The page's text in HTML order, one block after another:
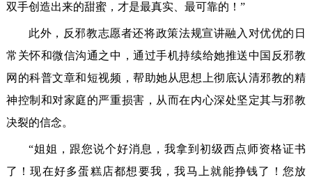
双手创造出来的甜蜜，才是最真实、最可靠的！”
此外，反邪教志愿者还将政策法规宣讲融入对优优的日
常关怀和微信沟通之中，通过手机持续给她推送中国反邪教
网的科普文章和短视频，帮助她从思想上彻底认清邪教的精
神控制和对家庭的严重损害，从而在内心深处坚定其与邪教
决裂的信念。
“姐姐，跟您说个好消息，我拿到初级西点师资格证书
了！现在好多蛋糕店都想要我，我马上就能挣钱了！您放